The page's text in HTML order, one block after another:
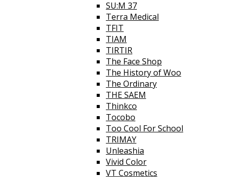
SU:M 37
Terra Medical
TFIT
TIAM
TIRTIR
The Face Shop
The History of Woo
The Ordinary
THE SAEM
Thinkco
Tocobo
Too Cool For School
TRIMAY
Unleashia
Vivid Color
VT Cosmetics